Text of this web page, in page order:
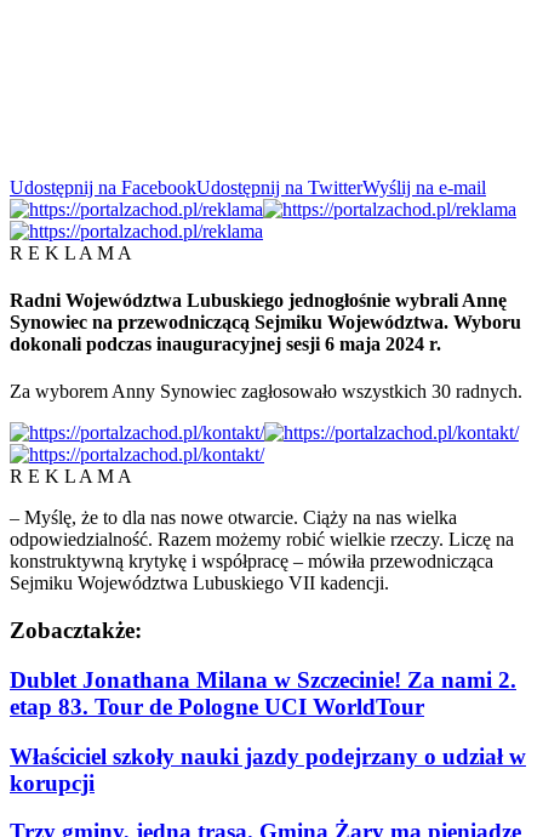
Udostępnij na FacebookUdostępnij na TwitterWyślij na e-mail
R E K L A M A
Radni Województwa Lubuskiego jednogłośnie wybrali Annę
Synowiec na przewodniczącą Sejmiku Województwa. Wyboru
dokonali podczas inauguracyjnej sesji 6 maja 2024 r.
Za wyborem Anny Synowiec zagłosowało wszystkich 30 radnych.
R E K L A M A
– Myślę, że to dla nas nowe otwarcie. Ciąży na nas wielka
odpowiedzialność. Razem możemy robić wielkie rzeczy. Liczę na
konstruktywną krytykę i współpracę – mówiła przewodnicząca
Sejmiku Województwa Lubuskiego VII kadencji.
Zobacztakże:
Dublet Jonathana Milana w Szczecinie! Za nami 2.
etap 83. Tour de Pologne UCI WorldTour
Właściciel szkoły nauki jazdy podejrzany o udział w
korupcji
Trzy gminy, jedna trasa. Gmina Żary ma pieniądze